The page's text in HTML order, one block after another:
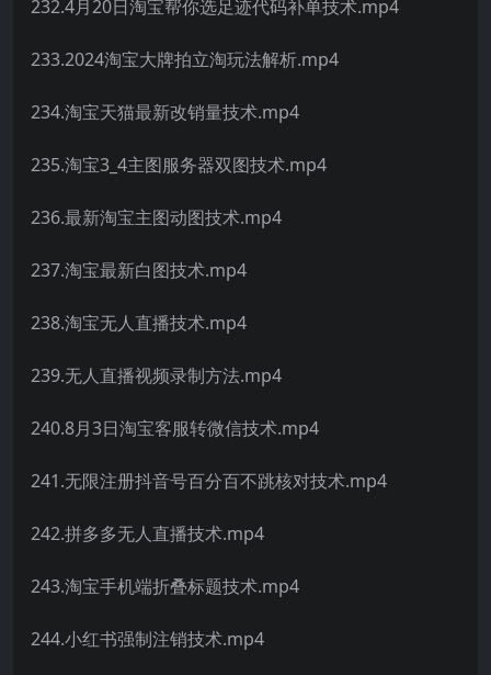
232.4月20日淘宝帮你选足迹代码补单技术.mp4
233.2024淘宝大牌拍立淘玩法解析.mp4
234.淘宝天猫最新改销量技术.mp4
235.淘宝3_4主图服务器双图技术.mp4
236.最新淘宝主图动图技术.mp4
237.淘宝最新白图技术.mp4
238.淘宝无人直播技术.mp4
239.无人直播视频录制方法.mp4
240.8月3日淘宝客服转微信技术.mp4
241.无限注册抖音号百分百不跳核对技术.mp4
242.拼多多无人直播技术.mp4
243.淘宝手机端折叠标题技术.mp4
244.小红书强制注销技术.mp4